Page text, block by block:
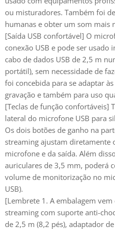
ou misturadores. Também foi
humanas e obter um som mais
[Saída USB confortável] O
conexão USB e pode ser
cabo de dados USB de 2,5 m
portátil), sem necessidade de
foi concebida para se adaptar
gravação e também para uso
[Teclas de função confortáveis]
lateral do microfone USB para
Os dois botões de ganho na
streaming ajustam diretamente
microfone e da saída. Além
auriculares de 3,5 mm, poderá
volume de monitorização no
USB).
[Lembrete 1. A embalagem
streaming com suporte anti-
de 2,5 m (8,2 pés), adaptador